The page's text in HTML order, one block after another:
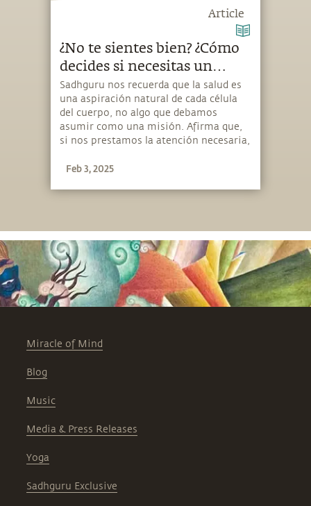
Article
¿No te sientes bien? ¿Cómo
decides si necesitas un
médico?
Sadhguru nos recuerda que la salud es
una aspiración natural de cada célula
del cuerpo, no algo que debamos
asumir como una misión. Afirma que,
si nos prestamos la atención necesaria,
expertos de nuestro propio bienestar.
Feb 3, 2025
Miracle of Mind
Blog
Music
Media & Press Releases
Yoga
Sadhguru Exclusive